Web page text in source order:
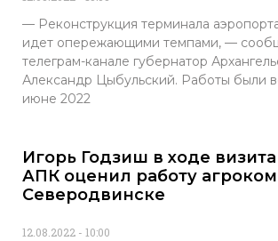
— Реконструкция терминала
идет опережающими темпами, —
телеграм-канале губернатор
Александр Цыбульский. Работы были
июне 2022
Игорь Годзиш в ходе
АПК оценил работу
Северодвинске
12.08.2022 10:00